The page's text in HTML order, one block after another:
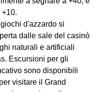
d'azzardo si
dalle sale del casinò
naturali e artificiali
Escursioni per gli
sono disponibili
visitare il Grand